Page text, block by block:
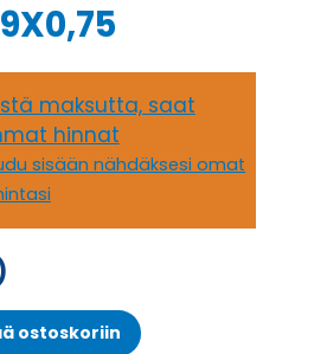
maksutta, saat
hinnat
sisään nähdäksesi omat
ostoskoriin